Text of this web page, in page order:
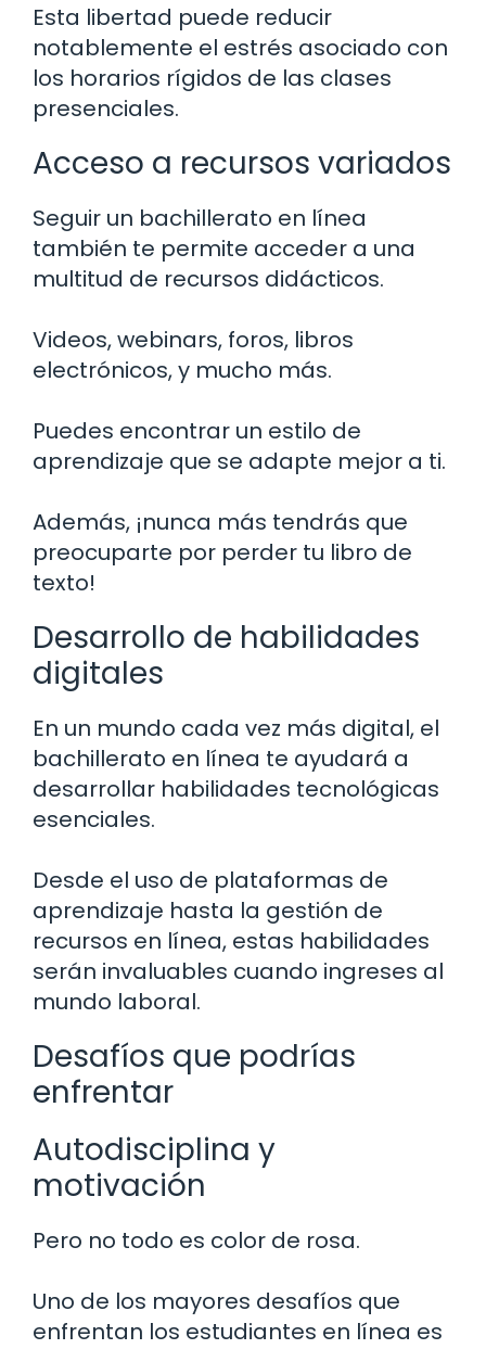
Esta libertad puede reducir
notablemente el estrés asociado con
los horarios rígidos de las clases
presenciales.
Acceso a recursos variados
Seguir un bachillerato en línea
también te permite acceder a una
multitud de recursos didácticos.
Videos, webinars, foros, libros
electrónicos, y mucho más.
Puedes encontrar un estilo de
aprendizaje que se adapte mejor a ti.
Además, ¡nunca más tendrás que
preocuparte por perder tu libro de
texto!
Desarrollo de habilidades
digitales
En un mundo cada vez más digital, el
bachillerato en línea te ayudará a
desarrollar habilidades tecnológicas
esenciales.
Desde el uso de plataformas de
aprendizaje hasta la gestión de
recursos en línea, estas habilidades
serán invaluables cuando ingreses al
mundo laboral.
Desafíos que podrías
enfrentar
Autodisciplina y
motivación
Pero no todo es color de rosa.
Uno de los mayores desafíos que
enfrentan los estudiantes en línea es